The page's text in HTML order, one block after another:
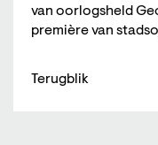
van oorlogsheld
première van
Terugblik